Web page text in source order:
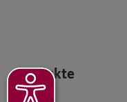
Produkte